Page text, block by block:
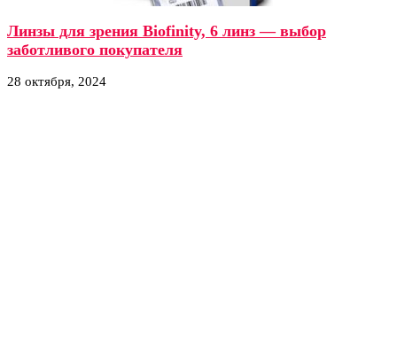
Линзы для зрения Biofinity, 6 линз — выбор
заботливого покупателя
28 октября, 2024